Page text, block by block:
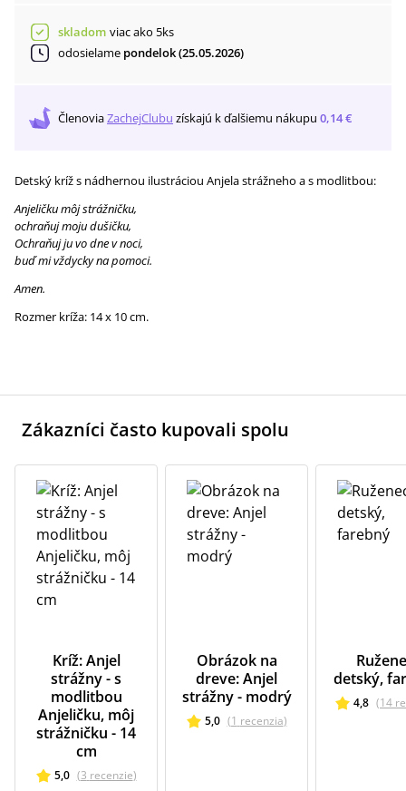
skladom viac ako 5ks
odosielame pondelok (25.05.2026)
ČlenoviaZachejClubu získajú k ďalšiemu nákupu 0,14 €
Detský kríž s nádhernou ilustráciou Anjela strážneho a s modlitbou:
Anjeličku môj strážničku,
ochraňuj moju dušičku,
Ochraňuj ju vo dne v noci,
buď mi vždycky na pomoci.
Amen.
Rozmer kríža: 14 x 10 cm.
Zákazníci často kupovali spolu
Kríž: Anjel
strážny - s
modlitbou
Anjeličku, môj
strážničku - 14
cm
5,0 (3 recenzie)
Obrázok na
dreve: Anjel
strážny - modrý
5,0 (1 recenzia)
detský,
4,8 (14